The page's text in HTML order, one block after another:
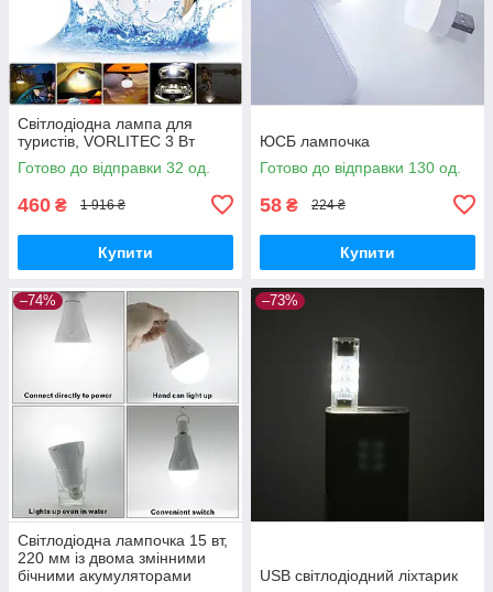
Світлодіодна лампа для
туристів, VORLITEC 3 Вт
Готово до відправки 32 од.
460 ₴ 1 916 ₴
Купити
ЮСБ лампочка
Готово до відправки 130 од.
58 ₴ 224 ₴
Купити
–74%
Світлодіодна лампочка 15 вт,
220 мм із двома змінними
бічними акумуляторами
–73%
USB світлодіодний ліхтарик